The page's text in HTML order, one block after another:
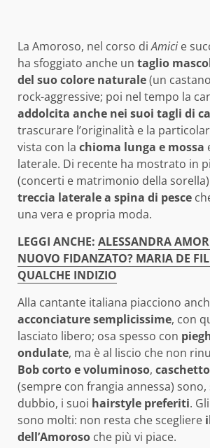
La Amoroso, nel corso diAmici e
ha sfoggiato anche un taglio
del suo colore naturale(un
rock-aggressive; poi nel tempo la
addolcita anche nei suoi tagli di
trascurare l’originalità e la
vista con la chioma lunga e mossa
laterale. Di recente ha mostrato in
(concerti e matrimonio della sorella)
treccia laterale a spina di pesce
una vera e propria moda.
LEGGI ANCHE: ALESSANDRA
NUOVO FIDANZATO? MARIA DE
QUALCHE INDIZIO
Alla cantante italiana piacciono
acconciature semplicissime, con
lasciato libero; osa spesso con
ondulate, ma è al liscio che non
Bob corto e voluminoso,
(sempre con frangia annessa) sono,
dubbio, i suoi hairstyle preferiti.
sono molti: non resta che scegliere
dell’Amoroso che più vi piace.